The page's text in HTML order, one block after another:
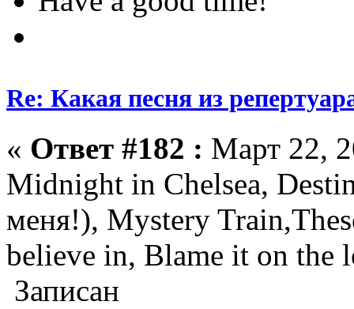
Re: Какая песня из
« Ответ #182 : Март 22,
Midnight in Chelsea,
меня!), Mystery
believe in, Blame it on the
Записан